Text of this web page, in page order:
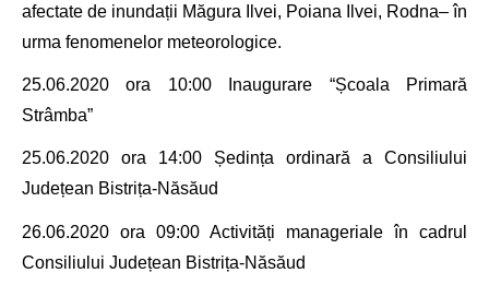
afectate de inundații Măgura Ilvei, Poiana Ilvei, Rodna– în
urma fenomenelor meteorologice.
25.06.2020 ora 10:00 Inaugurare “Școala Primară
Strâmba”
25.06.2020 ora 14:00 Ședința ordinară a Consiliului
Județean Bistrița-Năsăud
26.06.2020 ora 09:00 Activități manageriale în cadrul
Consiliului Județean Bistrița-Năsăud